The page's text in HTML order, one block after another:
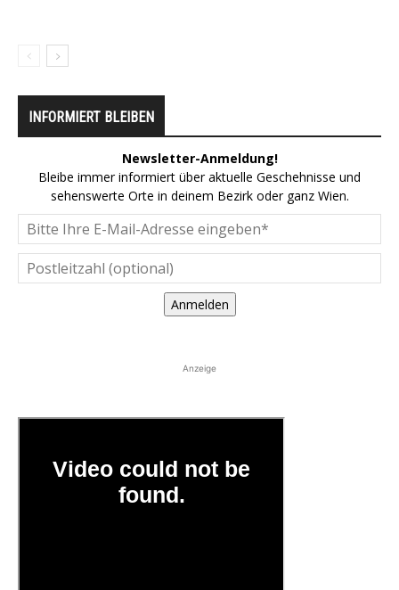
INFORMIERT BLEIBEN
Newsletter-Anmeldung!
Bleibe immer informiert über aktuelle Geschehnisse und
sehenswerte Orte in deinem Bezirk oder ganz Wien.
Anmelden
Anzeige